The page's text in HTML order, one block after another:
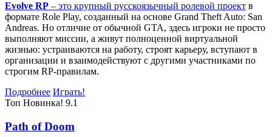
Evolve RP – это крупный русскоязычный ролевой проект в
формате Role Play, созданный на основе Grand Theft Auto: San
Andreas. Но отличие от обычной GTA, здесь игроки не просто
выполняют миссии, а живут полноценной виртуальной
жизнью: устраиваются на работу, строят карьеру, вступают в
организации и взаимодействуют с другими участниками по
строгим RP-правилам.
Подробнее Играть!
Топ Новинка! 9.1
Path of Doom